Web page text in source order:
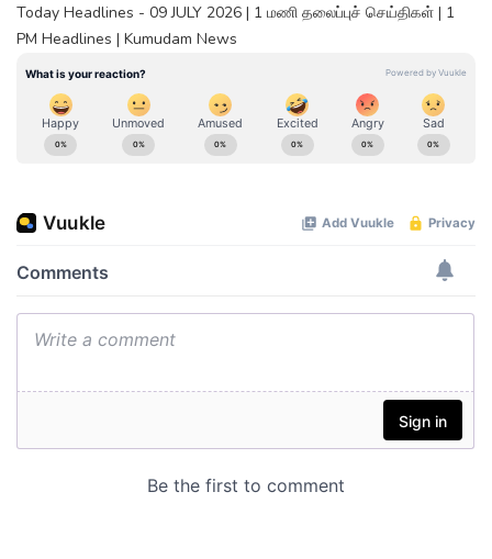
Today Headlines - 09 JULY 2026 | 1 மணி தலைப்புச் செய்திகள் | 1
PM Headlines | Kumudam News